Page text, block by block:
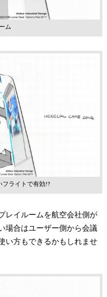
ム
フライトで有効!?
レイルームを航空会社側が
場合はユーザー側から会議
い方もできるかもしれませ